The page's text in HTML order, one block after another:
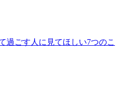
過ごす人に見てほしい7つのこ